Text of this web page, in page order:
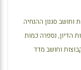
וחושב סגנון ההנחיה
הדיון, נספרה כמות
וחושב מדד